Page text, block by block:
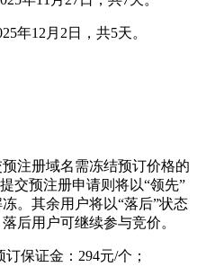
年12月2日，共5天。
注册域名需冻结预订价格的
交预注册申请则将以“领先”
。其余用户将以“落后”状态
后用户可继续参与竞价。
保证金：294元/个；